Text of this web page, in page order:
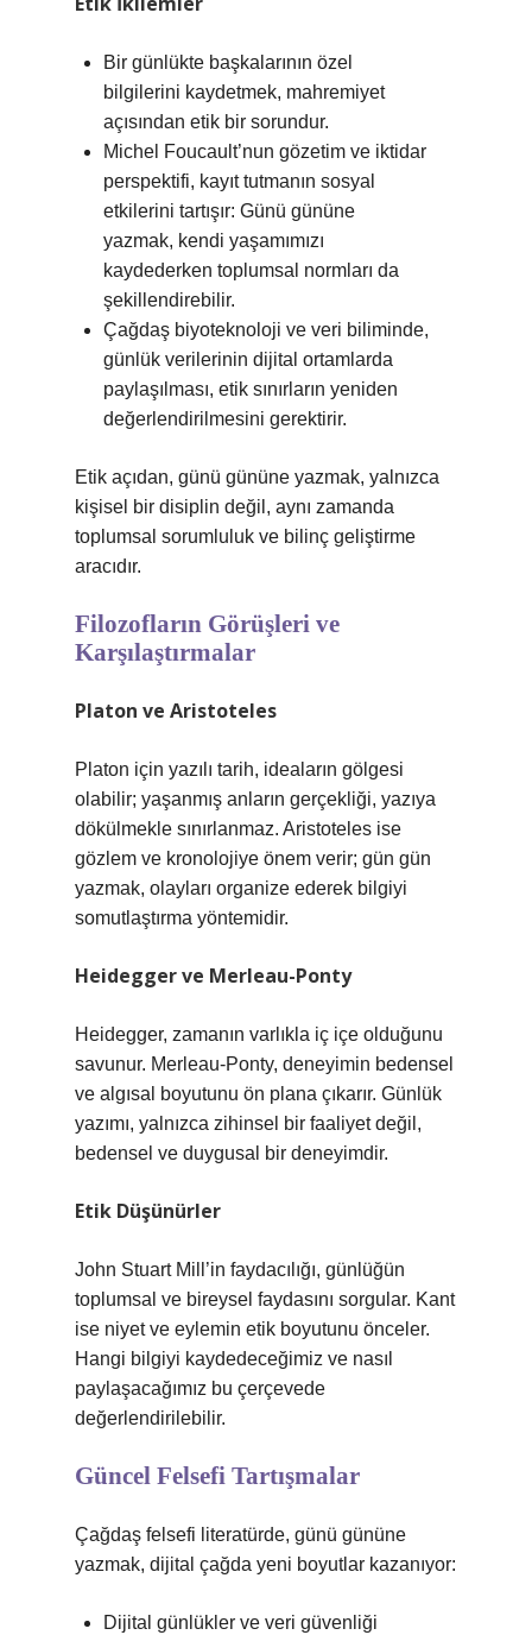
Bir günlükte başkalarının özel
bilgilerini kaydetmek, mahremiyet
açısından etik bir sorundur.
Michel Foucault’nun gözetim ve iktidar
perspektifi, kayıt tutmanın sosyal
etkilerini tartışır: Günü gününe
yazmak, kendi yaşamımızı
kaydederken toplumsal normları da
şekillendirebilir.
Çağdaş biyoteknoloji ve veri biliminde,
günlük verilerinin dijital ortamlarda
paylaşılması, etik sınırların yeniden
değerlendirilmesini gerektirir.
Etik açıdan, günü gününe yazmak, yalnızca
kişisel bir disiplin değil, aynı zamanda
toplumsal sorumluluk ve bilinç geliştirme
aracıdır.
Filozofların Görüşleri ve
Karşılaştırmalar
Platon ve Aristoteles
Platon için yazılı tarih, ideaların gölgesi
olabilir; yaşanmış anların gerçekliği, yazıya
dökülmekle sınırlanmaz. Aristoteles ise
gözlem ve kronolojiye önem verir; gün gün
yazmak, olayları organize ederek bilgiyi
somutlaştırma yöntemidir.
Heidegger ve Merleau-Ponty
Heidegger, zamanın varlıkla iç içe olduğunu
savunur. Merleau-Ponty, deneyimin bedensel
ve algısal boyutunu ön plana çıkarır. Günlük
yazımı, yalnızca zihinsel bir faaliyet değil,
bedensel ve duygusal bir deneyimdir.
Etik Düşünürler
John Stuart Mill’in faydacılığı, günlüğün
toplumsal ve bireysel faydasını sorgular. Kant
ise niyet ve eylemin etik boyutunu önceler.
Hangi bilgiyi kaydedeceğimiz ve nasıl
paylaşacağımız bu çerçevede
değerlendirilebilir.
Güncel Felsefi Tartışmalar
Çağdaş felsefi literatürde, günü gününe
yazmak, dijital çağda yeni boyutlar kazanıyor:
Dijital günlükler ve veri güvenliği